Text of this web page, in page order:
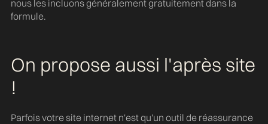
nous les incluons généralement gratuitement dans la
formule.
On propose aussi l'après site
!
Parfois votre site internet n'est qu'un outil de réassurance